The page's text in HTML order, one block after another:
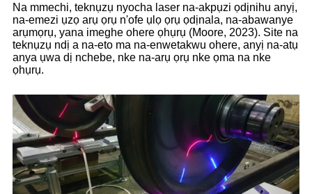
Na mmechi, teknụzụ nyocha laser na-akpụzi ọdịnihu anyị,
na-emezi ụzọ arụ ọrụ n'ofe ụlọ ọrụ ọdịnala, na-abawanye
arụmọrụ, yana imeghe ohere ọhụrụ (Moore, 2023). Site na
teknụzụ ndị a na-eto ma na-enwetakwu ohere, anyị na-atụ
anya ụwa dị nchebe, nke na-arụ ọrụ nke ọma na nke
ọhụrụ.